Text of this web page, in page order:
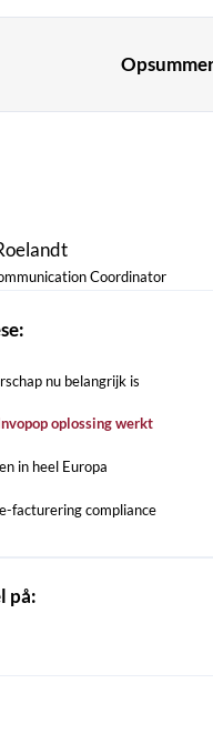
Coordinator
nu belangrijk is
oplossing werkt
in heel Europa
facturering compliance
på: